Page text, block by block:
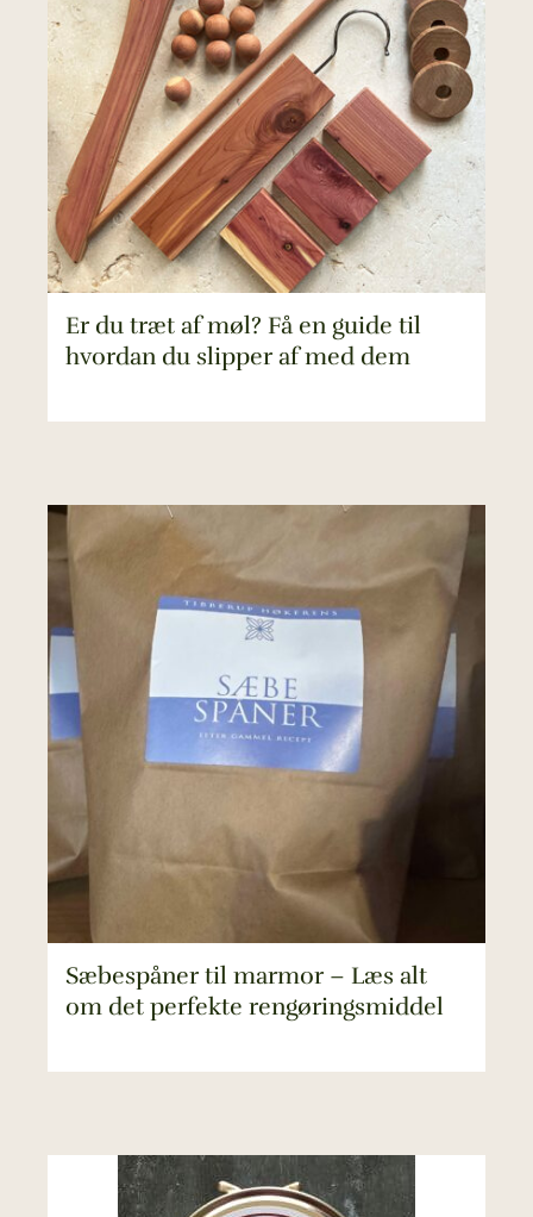
Er du træt af møl? Få en guide til
hvordan du slipper af med dem
Sæbespåner til marmor – Læs alt
om det perfekte rengøringsmiddel